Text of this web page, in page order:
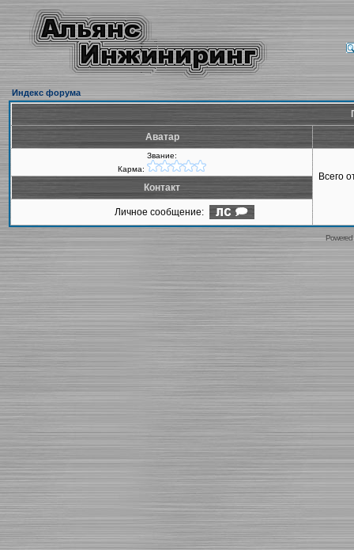
Индекс форума
Аватар
Звание:
Карма:
Всего
Контакт
Личное сообщение: